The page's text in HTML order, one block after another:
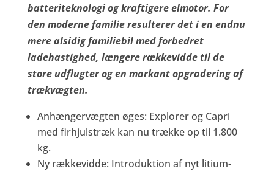
batteriteknologi og kraftigere elmotor. For
den moderne familie resulterer det i en endnu
mere alsidig familiebil med forbedret
ladehastighed, længere rækkevidde til de
store udflugter og en markant opgradering af
trækvægten.
Anhængervægten øges: Explorer og Capri
med firhjulstræk kan nu trække op til 1.800
kg.
Ny rækkevidde: Introduktion af nyt litium-